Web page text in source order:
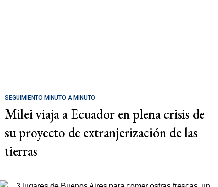
SEGUIMIENTO MINUTO A MINUTO
Milei viaja a Ecuador en plena crisis de
su proyecto de extranjerización de las
tierras